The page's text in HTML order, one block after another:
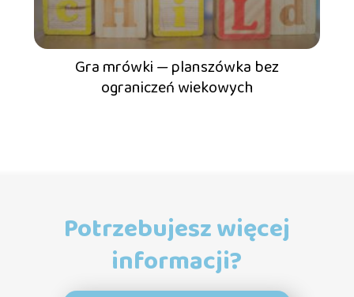
Gra mrówki — planszówka bez
ograniczeń wiekowych
Potrzebujesz więcej
informacji?